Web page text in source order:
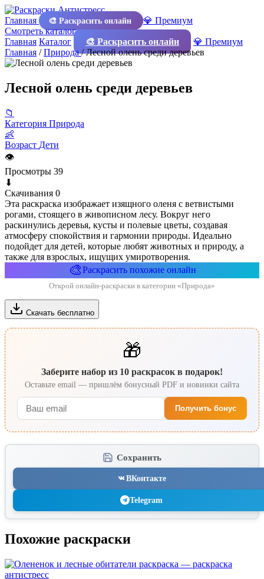
Главная 🎨 Раскрасить онлайн
💎 Премиум
Смотреть каталог
Главная Каталог 🎨 Раскрасить онлайн
💎 Премиум
Главная /Природа/Лесной олень среди деревьев
Лесной олень среди деревьев
📁
Категория Природа
👶
Возраст Дети
👁
Просмотры 39
⬇
Скачивания 0
Эта раскраска изображает изящного оленя с ветвистыми
рогами, стоящего в живописном лесу. Вокруг него
раскинулись деревья, кусты и полевые цветы, создавая
атмосферу спокойствия и гармонии природы. Идеально
подойдет для детей, которые любят животных и природу, а
также для взрослых, ищущих умиротворения.
🎨Раскрасить похожие онлайн
Открой онлайн-раскраски в категории «Природа»
Скачать бесплатно
🎁
Заберите набор из 10 раскрасок в подарок!
Оставьте email — пришлём бонусный PDF и новинки сайта
Получить бонус
Сохранить
ВКонтакте
Telegram
Похожие раскраски